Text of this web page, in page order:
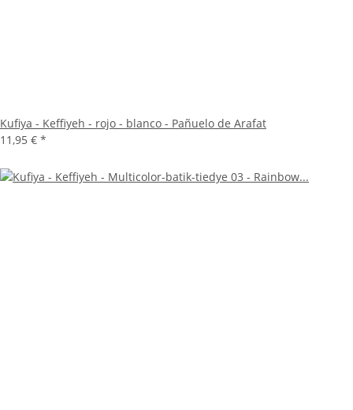
Kufiya - Keffiyeh - rojo - blanco - Pañuelo de Arafat
11,95 € *